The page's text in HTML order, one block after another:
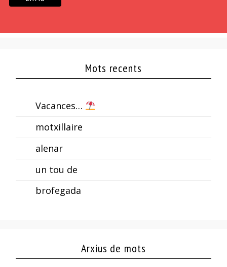
Mots recents
Vacances…
motxillaire
alenar
un tou de
brofegada
Arxius de mots